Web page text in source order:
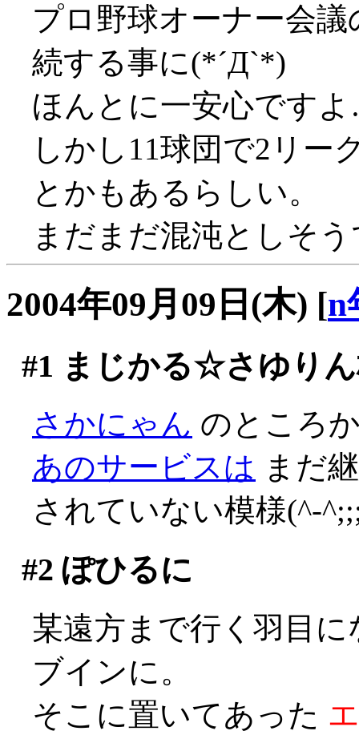
プロ野球オーナー会
続する事に(*´Д`*)
ほんとに一安心です
しかし11球団で2リー
とかもあるらしい。
まだまだ混沌としそ
2004年09月09日(木) [n
#1 まじかる☆さゆり
さかにゃん のところ
あのサービスは まだ
されていない模様(^-
#2 ぽひるに
某遠方まで行く羽目
ブインに。
そこに置いてあった